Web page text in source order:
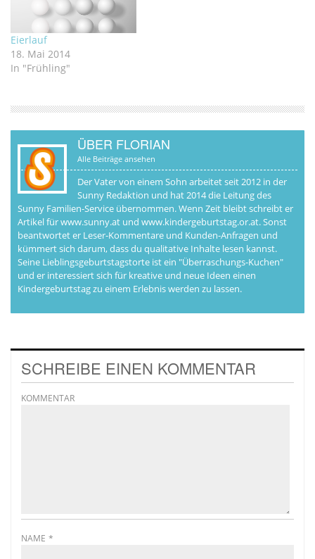
Eierlauf
18. Mai 2014
In "Frühling"
ÜBER FLORIAN
Alle Beiträge ansehen
Der Vater von einem Sohn arbeitet seit 2012 in der
Sunny Redaktion und hat 2014 die Leitung des
Sunny Familien-Service übernommen. Wenn Zeit bleibt schreibt er
Artikel für www.sunny.at und www.kindergeburtstag.or.at. Sonst
beantwortet er Leser-Kommentare und Kunden-Anfragen und
kümmert sich darum, dass du qualitative Inhalte lesen kannst.
Seine Lieblingsgeburtstagstorte ist ein "Überraschungs-Kuchen"
und er interessiert sich für kreative und neue Ideen einen
Kindergeburtstag zu einem Erlebnis werden zu lassen.
SCHREIBE EINEN KOMMENTAR
KOMMENTAR
NAME *